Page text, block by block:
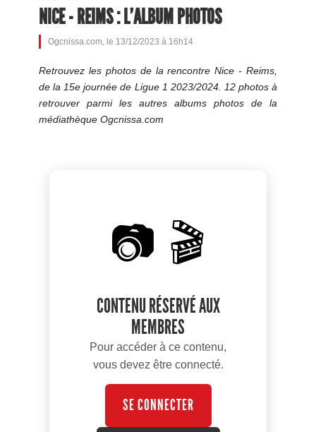
NICE - REIMS : L'ALBUM PHOTOS
Ogcnissa.com, le 13/12/2023 à 16h14
Retrouvez les photos de la rencontre Nice - Reims,
de la 15e journée de Ligue 1 2023/2024. 12 photos à
retrouver parmi les autres albums photos de la
médiathèque Ogcnissa.com
📷 🎬
CONTENU RÉSERVÉ AUX
MEMBRES
Pour accéder à ce contenu,
vous devez être connecté.
SE CONNECTER